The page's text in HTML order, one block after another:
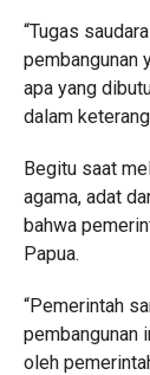
“Tugas
pembangunan
apa yang
dalam
Begitu saat
agama, adat
bahwa
Papua.
“Pemerintah
pembangunan
oleh